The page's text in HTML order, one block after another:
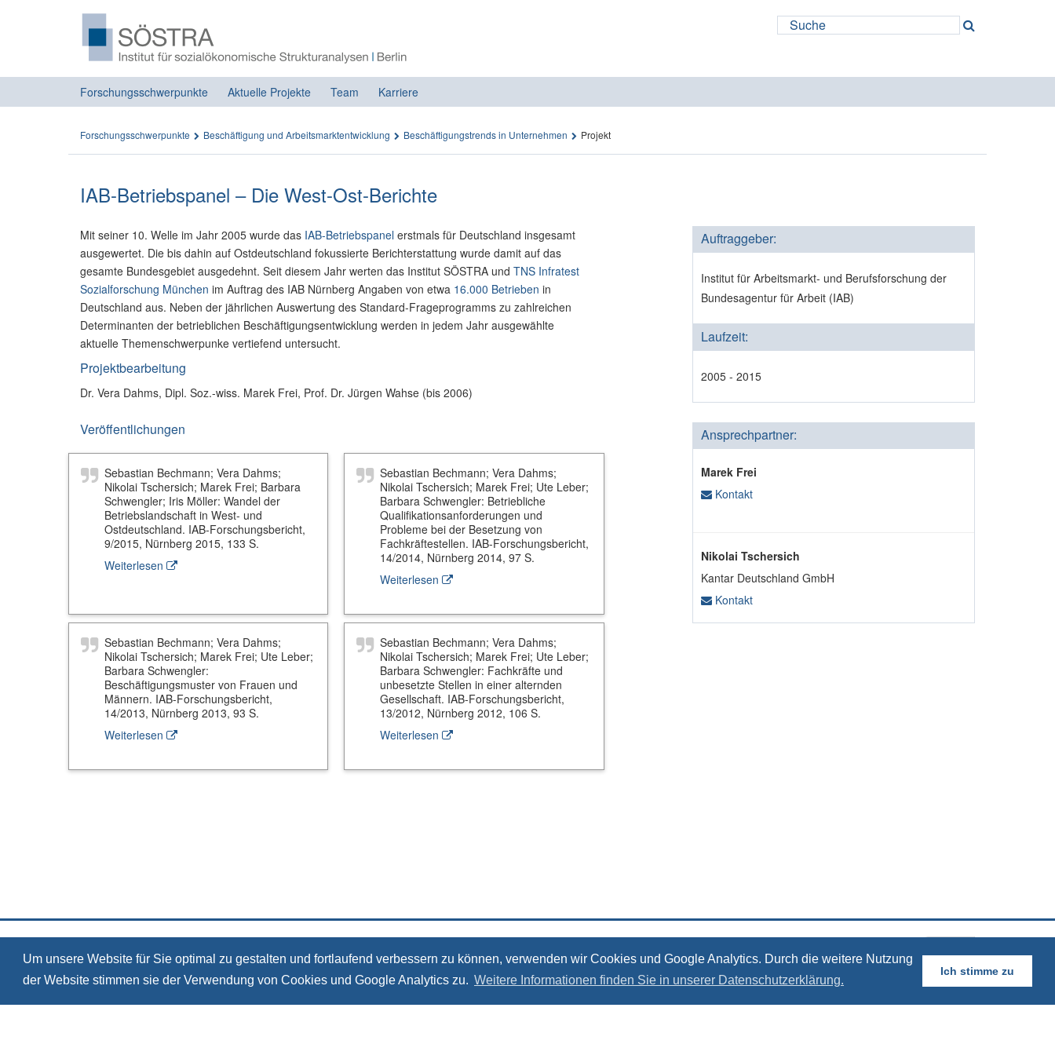
Um unsere Website für Sie optimal zu gestalten und fortlaufend verbessern zu können, verwenden wir Cookies und Google Analytics. Durch die weitere Nutzung
der Website stimmen sie der Verwendung von Cookies und Google Analytics zu. Weitere Informationen finden Sie in unserer Datenschutzerklärung.
Ich stimme zu
Forschungsschwerpunkte Aktuelle Projekte Team Karriere
Forschungsschwerpunkte Beschäftigung und Arbeitsmarktentwicklung Beschäftigungstrends in Unternehmen Projekt
IAB-Betriebspanel – Die West-Ost-Berichte
Auftraggeber:
Institut für Arbeitsmarkt- und Berufsforschung der
Bundesagentur für Arbeit (IAB)
Laufzeit:
2005 - 2015
Ansprechpartner:
Marek Frei
Kontakt
Nikolai Tschersich
Kantar Deutschland GmbH
Kontakt
Mit seiner 10. Welle im Jahr 2005 wurde das IAB-Betriebspanel erstmals für Deutschland insgesamt
ausgewertet. Die bis dahin auf Ostdeutschland fokussierte Berichterstattung wurde damit auf das
gesamte Bundesgebiet ausgedehnt. Seit diesem Jahr werten das Institut SÖSTRA und TNS Infratest
Sozialforschung München im Auftrag des IAB Nürnberg Angaben von etwa 16.000 Betrieben in
Deutschland aus. Neben der jährlichen Auswertung des Standard-Frageprogramms zu zahlreichen
Determinanten der betrieblichen Beschäftigungsentwicklung werden in jedem Jahr ausgewählte
aktuelle Themenschwerpunke vertiefend untersucht.
Projektbearbeitung
Dr. Vera Dahms, Dipl. Soz.-wiss. Marek Frei, Prof. Dr. Jürgen Wahse (bis 2006)
Veröffentlichungen
Sebastian Bechmann; Vera Dahms;
Nikolai Tschersich; Marek Frei; Barbara
Schwengler; Iris Möller: Wandel der
Betriebslandschaft in West- und
Ostdeutschland. IAB-Forschungsbericht,
9/2015, Nürnberg 2015, 133 S.
Weiterlesen
Sebastian Bechmann; Vera Dahms;
Nikolai Tschersich; Marek Frei; Ute Leber;
Barbara Schwengler: Betriebliche
Qualifikationsanforderungen und
Probleme bei der Besetzung von
Fachkräftestellen. IAB-Forschungsbericht,
14/2014, Nürnberg 2014, 97 S.
Weiterlesen
Sebastian Bechmann; Vera Dahms;
Nikolai Tschersich; Marek Frei; Ute Leber;
Barbara Schwengler:
Beschäftigungsmuster von Frauen und
Männern. IAB-Forschungsbericht,
14/2013, Nürnberg 2013, 93 S.
Weiterlesen
Sebastian Bechmann; Vera Dahms;
Nikolai Tschersich; Marek Frei; Ute Leber;
Barbara Schwengler: Fachkräfte und
unbesetzte Stellen in einer alternden
Gesellschaft. IAB-Forschungsbericht,
13/2012, Nürnberg 2012, 106 S.
Weiterlesen
© 2026, SÖSTRA Sozialökonomische Strukturanalysen, Torstraße 178, 10115 Berlin